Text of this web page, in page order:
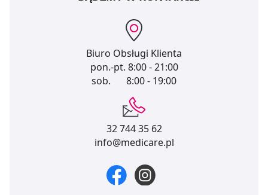
Biuro Obsługi Klienta
pon.-pt. 8:00 - 21:00
sob.
8:00 - 19:00
32 744 35 62
info@medicare.pl